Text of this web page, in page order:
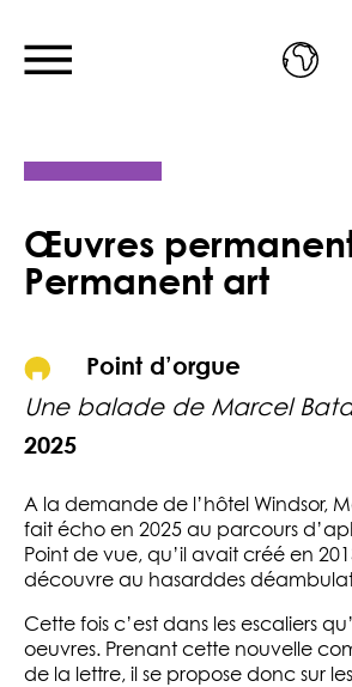
Œuvres
Permanent art
Point d’orgue
Une balade de Marcel
2025
A la demande de l’hôtel Windsor,
fait écho en 2025 au parcours
Point de vue, qu’il avait créé en
découvre au hasarddes
Cette fois c’est dans les escaliers
oeuvres. Prenant cette nouvelle
de la lettre, il se propose donc sur